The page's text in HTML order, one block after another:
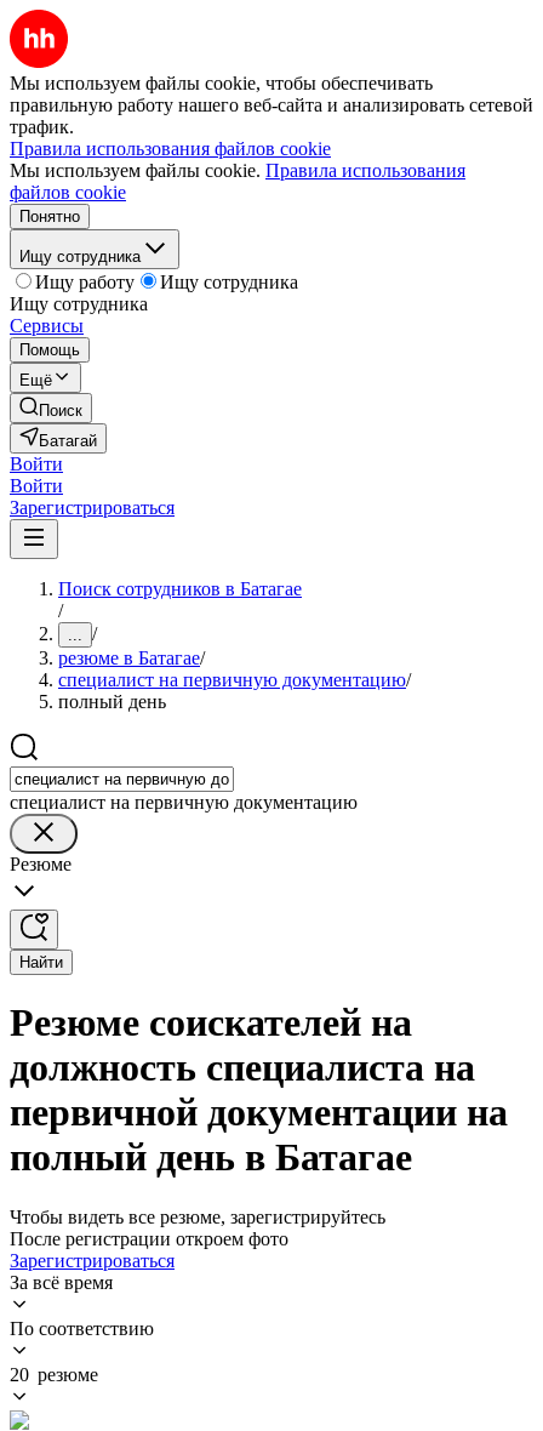
Мы используем файлы cookie, чтобы обеспечивать
правильную работу нашего веб-сайта и анализировать сетевой
трафик.
Правила использования файлов cookie
Мы используем файлы cookie. Правила использования
файлов cookie
Понятно
Ищу сотрудника
Ищу работу
Ищу сотрудника
Ищу сотрудника
Сервисы
Помощь
Ещё
Поиск
Батагай
Войти
Войти
Зарегистрироваться
Поиск сотрудников в Батагае
/
... /
резюме в Батагае/
специалист на первичную документацию/
полный день
специалист на первичную документацию
Резюме
Найти
Резюме соискателей на
должность специалиста на
первичной документации на
полный день в Батагае
Чтобы видеть все резюме, зарегистрируйтесь
После регистрации откроем фото
Зарегистрироваться
За всё время
По соответствию
20 резюме